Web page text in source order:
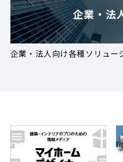
企業・法
企業・法人向け各種ソリュー